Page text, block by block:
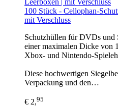
100 Stück - Cellophan-
mit Verschluss
Schutzhüllen für DVDs und
einer maximalen Dicke von
Xbox- und Nintendo-
Diese hochwertigen
Verpackung und den…
€ 2,95